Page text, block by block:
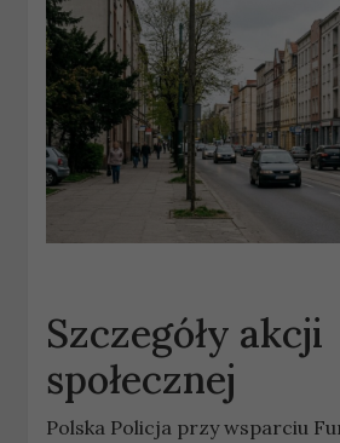
Szczegóły akcji
społecznej
Polska Policja przy wsparciu